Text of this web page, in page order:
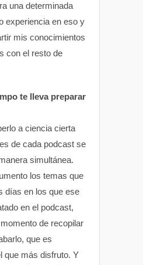
una determinada
experiencia en eso y
mis conocimientos
con el resto de
te lleva preparar
a ciencia cierta
de cada podcast se
simultánea.
los temas que
días en los que ese
en el podcast,
de recopilar
que es
que más disfruto. Y